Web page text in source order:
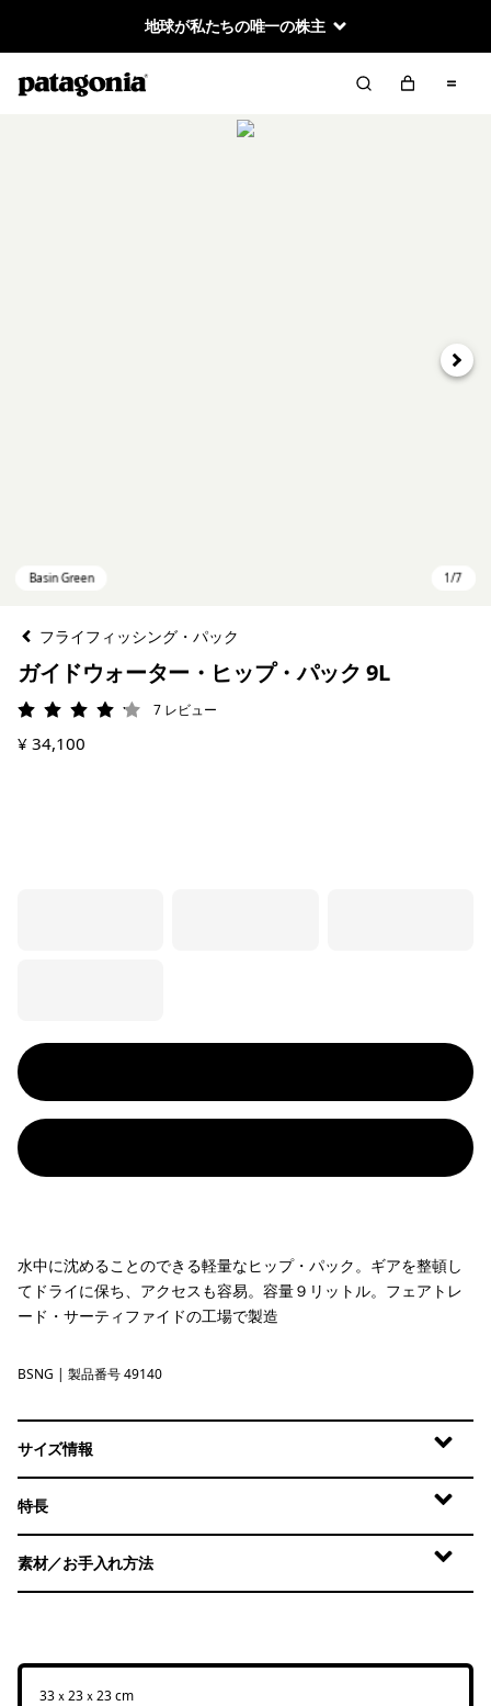
地球が私たちの唯一の株主
次へ
フライフィッシング・パック
ガイドウォーター・ヒップ・パック 9L
評価: 4.1 / 5
7 レビュー
¥ 34,100
水中に沈めることのできる軽量なヒップ・パック。ギアを整頓し
てドライに保ち、アクセスも容易。容量９リットル。フェアトレ
ード・サーティファイドの工場で製造
Basin Green
BSNG | 製品番号 49140
サイズ情報
特長
素材／お手入れ方法
33ｘ23ｘ23 cm